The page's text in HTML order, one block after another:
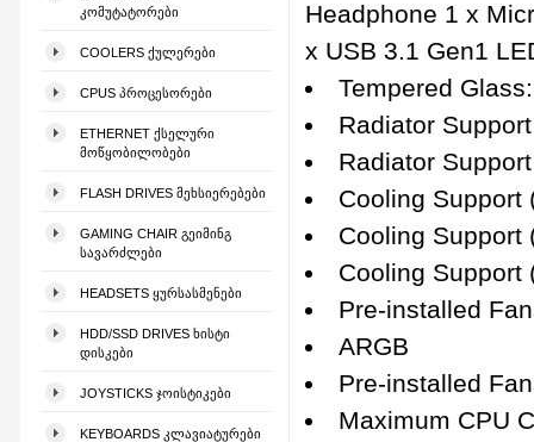
ᲙᲝᲛᲣᲢᲐᲢᲝᲠᲔᲑᲘ
COOLERS ᲥᲣᲚᲔᲠᲔᲑᲘ
CPUS ᲞᲠᲝᲪᲔᲡᲝᲠᲔᲑᲘ
ETHERNET ᲥᲡᲔᲚᲣᲠᲘ
ᲛᲝᲬᲧᲝᲑᲘᲚᲝᲑᲔᲑᲘ
FLASH DRIVES ᲛᲔᲮᲡᲘᲔᲠᲔᲑᲔᲑᲘ
GAMING CHAIR ᲒᲔᲘᲛᲘᲜᲒ
ᲡᲐᲕᲐᲠᲫᲚᲔᲑᲘ
HEADSETS ᲧᲣᲠᲡᲐᲡᲛᲔᲜᲔᲑᲘ
HDD/SSD DRIVES ᲮᲘᲡᲢᲘ
ᲓᲘᲡᲙᲔᲑᲘ
JOYSTICKS ᲯᲝᲘᲡᲢᲘᲙᲔᲑᲘ
KEYBOARDS ᲙᲚᲐᲕᲘᲐᲢᲣᲠᲔᲑᲘ
Headphone 1 x
x USB 3.1 Gen1
Tempered
Radiator
Radiator
Cooling Support
Cooling Support
Cooling Support
Pre-installed
ARGB
Pre-installed
Maximum CPU